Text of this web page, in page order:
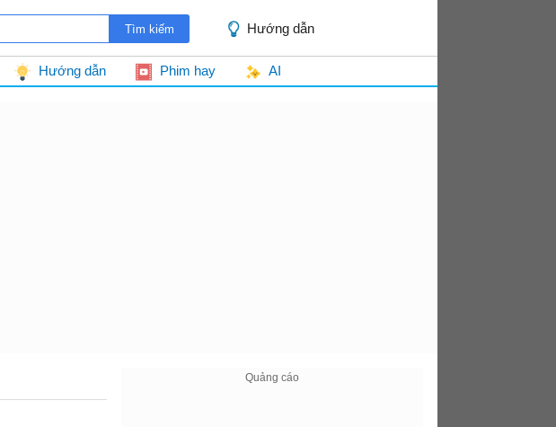
Hướng dẫn
Hướng dẫn Phim hay AI